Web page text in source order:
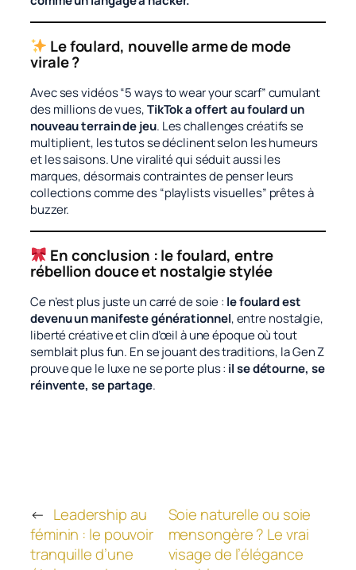
Le foulard, nouvelle arme de mode
virale ?
Avec ses vidéos “5 ways to wear your scarf” cumulant
des millions de vues,TikTok a offert au foulard un
nouveau terrain de jeu. Les challenges créatifs se
multiplient, les tutos se déclinent selon les humeurs
et les saisons. Une viralité qui séduit aussi les
marques, désormais contraintes de penser leurs
collections comme des “playlists visuelles” prêtes à
buzzer.
En conclusion : le foulard, entre
rébellion douce et nostalgie stylée
Ce n’est plus juste un carré de soie : le foulard est
devenu un manifeste générationnel, entre nostalgie,
liberté créative et clin d’œil à une époque où tout
semblait plus fun. En se jouant des traditions, la Gen Z
prouve que le luxe ne se porte plus : il se détourne, se
réinvente, se partage.
← Leadership au
féminin : le pouvoir
tranquille d’une
Soie naturelle ou soie
mensongère ? Le vrai
visage de l’élégance